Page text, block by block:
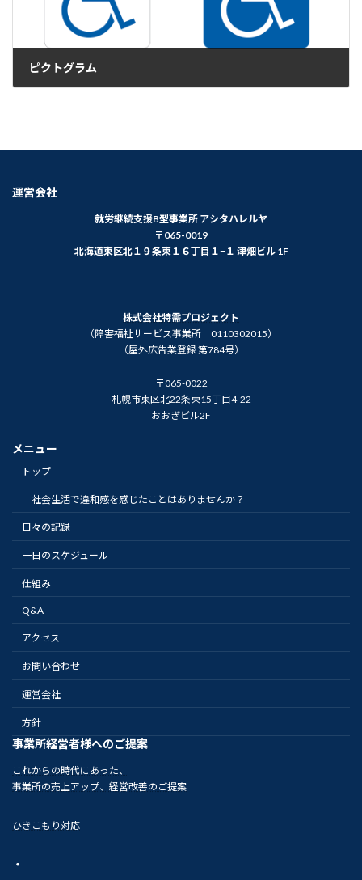
ピクトグラム
運営会社
就労継続支援B型事業所 アシタハレルヤ
〒065-0019
北海道東区北１９条東１６丁目１−１ 津畑ビル 1F
株式会社特需プロジェクト
（障害福祉サービス事業所 0110302015）
（屋外広告業登録 第784号）
〒065-0022
札幌市東区北22条東15丁目4-22
おおぎビル2F
メニュー
トップ
社会生活で違和感を感じたことはありませんか？
日々の記録
一日のスケジュール
仕組み
Q&A
アクセス
お問い合わせ
運営会社
方針
事業所経営者様へのご提案
これからの時代にあった、
事業所の売上アップ、経営改善のご提案
ひきこもり対応
・